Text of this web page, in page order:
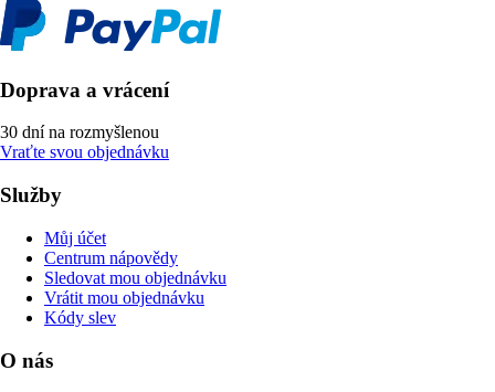
Doprava a vrácení
30 dní na rozmyšlenou
Vraťte svou objednávku
Služby
Můj účet
Centrum nápovědy
Sledovat mou objednávku
Vrátit mou objednávku
Kódy slev
O nás